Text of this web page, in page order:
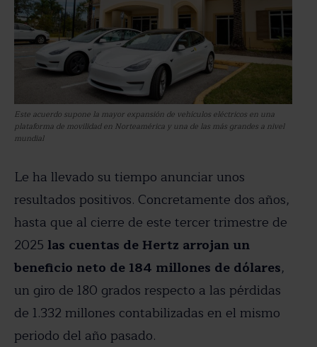
Este acuerdo supone la mayor expansión de vehículos eléctricos en una
plataforma de movilidad en Norteamérica y una de las más grandes a nivel
mundial
Le ha llevado su tiempo anunciar unos
resultados positivos. Concretamente dos años,
hasta que al cierre de este tercer trimestre de
2025 las cuentas de Hertz arrojan un
beneficio neto de 184 millones de dólares,
un giro de 180 grados respecto a las pérdidas
de 1.332 millones contabilizadas en el mismo
periodo del año pasado.